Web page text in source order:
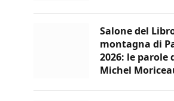
Salone del
montagna di
2026: le parole
Michel